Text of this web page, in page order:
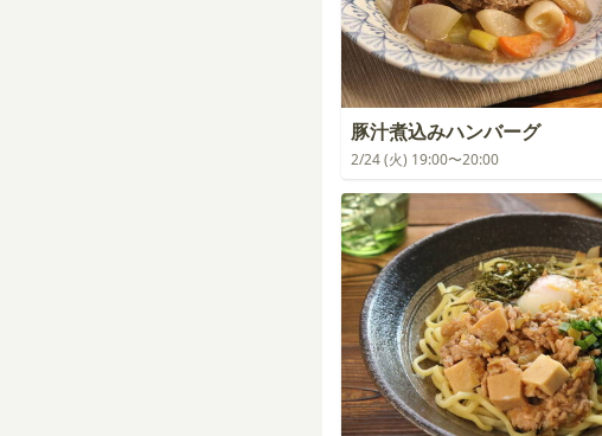
豚汁煮込みハンバーグ
2/24 (火) 19:00〜20:00